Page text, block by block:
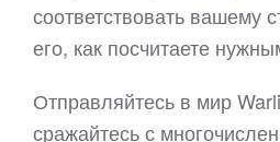
соответствовать вашему
его, как посчитаете
Отправляйтесь в мир
сражайтесь с